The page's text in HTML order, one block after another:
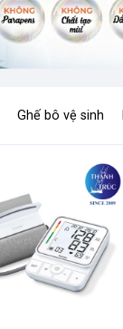
Ghế bô vệ sinh